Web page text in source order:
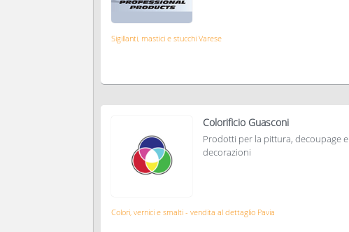
Sigillanti, mastici e stucchi Varese
Colorificio Guasconi
Prodotti per la pittura, decoupage e
decorazioni
Colori, vernici e smalti - vendita al dettaglio Pavia